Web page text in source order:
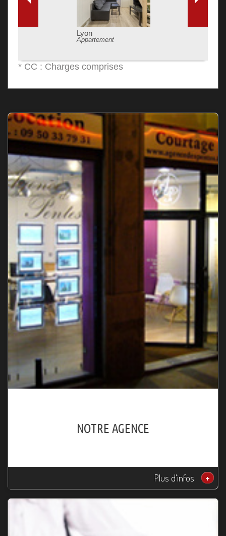
Lyon
Appartement
* CC : Charges comprises
NOTRE AGENCE
Plus d'infos +